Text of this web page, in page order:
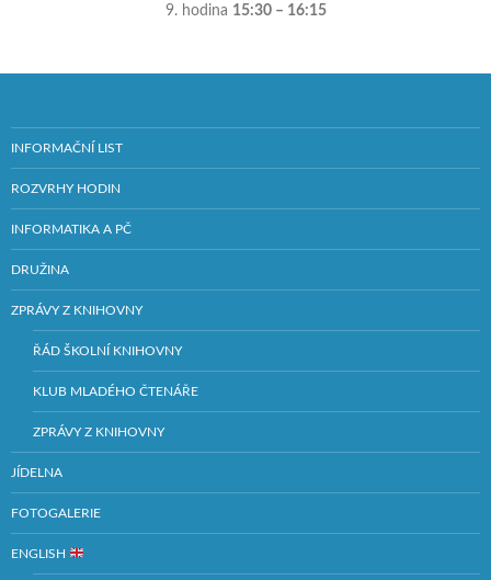
9. hodina 15:30 – 16:15
INFORMAČNÍ LIST
ROZVRHY HODIN
INFORMATIKA A PČ
DRUŽINA
ZPRÁVY Z KNIHOVNY
ŘÁD ŠKOLNÍ KNIHOVNY
KLUB MLADÉHO ČTENÁŘE
ZPRÁVY Z KNIHOVNY
JÍDELNA
FOTOGALERIE
ENGLISH